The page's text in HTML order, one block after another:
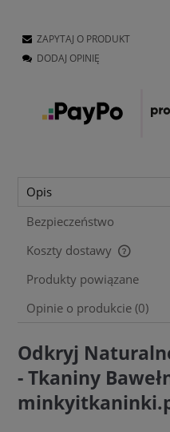
ZAPYTAJ O PRODUKT
DODAJ OPINIĘ
Opis
Bezpieczeństwo
Koszty dostawy
Cena nie zawiera
Produkty powiązane
Opinie o produkcie (0)
Odkryj
- Tkaniny